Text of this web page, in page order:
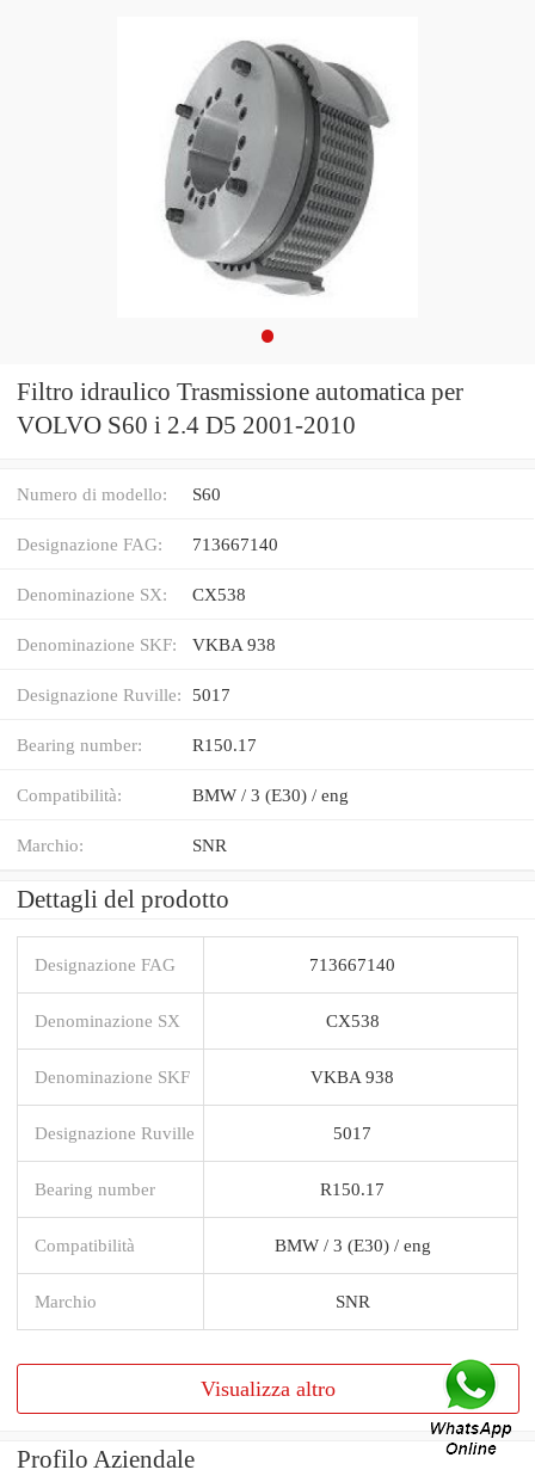
Filtro idraulico Trasmissione automatica per
VOLVO S60 i 2.4 D5 2001-2010
Numero di modello: S60
Designazione FAG: 713667140
Denominazione SX: CX538
Denominazione SKF: VKBA 938
Designazione Ruville: 5017
Bearing number: R150.17
Compatibilità: BMW / 3 (E30) / eng
Marchio: SNR
Dettagli del prodotto
Designazione FAG 713667140
Denominazione SX CX538
Denominazione SKF VKBA 938
Designazione Ruville 5017
Bearing number R150.17
Compatibilità BMW / 3 (E30) / eng
Marchio SNR
Visualizza altro
Profilo Aziendale